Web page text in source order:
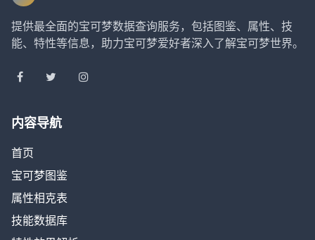
提供最全面的宝可梦数据查询服务，包括图鉴、属性、技
能、特性等信息，助力宝可梦爱好者深入了解宝可梦世界。
内容导航
首页
宝可梦图鉴
属性相克表
技能数据库